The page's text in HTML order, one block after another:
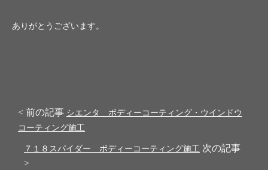
ありがとうございます。
< 前の記事 シエンタ ボディーコーティング・ウインドウ
コーティング施工
７１８スパイダー ボディーコーティング施工 次の記事
>